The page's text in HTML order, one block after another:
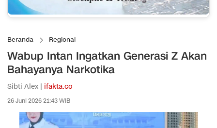
Beranda Regional
Wabup Intan Ingatkan Generasi Z Akan
Bahayanya Narkotika
Sibti Alex | ifakta.co
26 Juni 2026 21:43 WIB